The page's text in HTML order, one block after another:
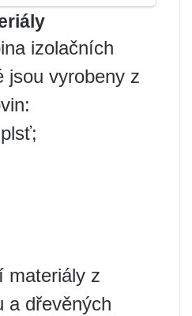
izolačních
jsou vyrobeny z
materiály z
a dřevěných